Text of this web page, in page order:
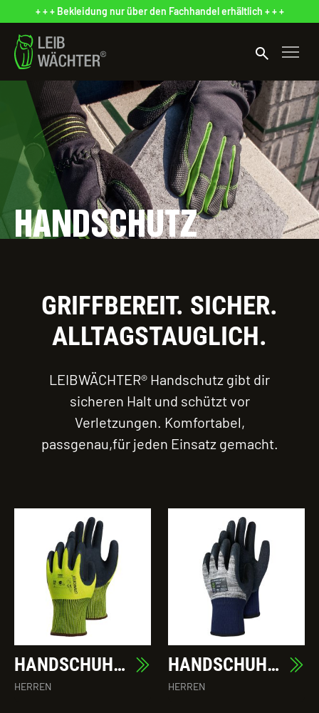
+ + + Bekleidung nur über den Fachhandel erhältlich + + +
search
HANDSCHUTZ
GRIFFBEREIT. SICHER.
ALLTAGSTAUGLICH.
LEIBWÄCHTER® Handschutz gibt dir
sicheren Halt und schützt vor
Verletzungen. Komfortabel,
passgenau,für jeden Einsatz gemacht.
HANDSCHUH COMFORT
HERREN
HANDSCHUH IRON
HERREN